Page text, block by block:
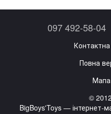
097 492-58-04
Повна
Мапа
©
BigBoys'Toys — інтернет-